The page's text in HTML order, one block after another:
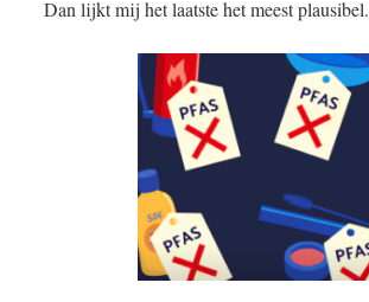
Dan lijkt mij het laatste het meest plausibel.